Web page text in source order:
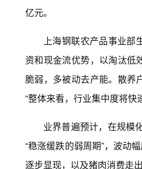
亿元。
上海钢联农产品事业
资和现金流优势，以淘汰低
脆弱，多被动去产能。散养
“整体来看，行业集中度将
业界普遍预计，在规模
“稳涨缓跌的弱周期”，波动
逐步显现，以及猪肉消费走